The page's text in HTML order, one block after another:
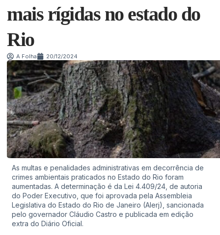
mais rígidas no estado do
Rio
A Folha 20/12/2024
As multas e penalidades administrativas em decorrência de
crimes ambientais praticados no Estado do Rio foram
aumentadas. A determinação é da Lei 4.409/24, de autoria
do Poder Executivo, que foi aprovada pela Assembleia
Legislativa do Estado do Rio de Janeiro (Alerj), sancionada
pelo governador Cláudio Castro e publicada em edição
extra do Diário Oficial.